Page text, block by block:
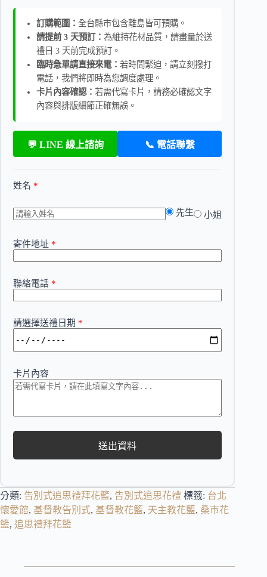
訂購範圍： 全台縣市包含離島皆可預購。
請提前 3 天預訂： 為維持花材品質，請盡量於送
禮日 3 天前完成預訂。
臨時急單請直接來電： 若時間緊迫，請立刻撥打
電話，我們將即時為您調度處理。
卡片內容確認： 若需代寫卡片，請務必確認文字
內容與排版細節正確無誤。
💬 LINE 線上諮詢 📞 電話聯繫
姓名 *
先生 小姐
寄件地址 *
聯絡電話 *
請選擇送禮日期 *
卡片內容
送出資料
分類: 告別式追思禮拜花籃, 告別式追思花禮 標籤: 台北
懷愛館, 基督教告別式, 基督教花籃, 天主教花籃, 桑市花
籃, 追思禮拜花籃